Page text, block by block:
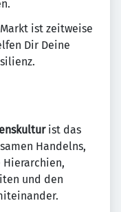
ist zeitweise
Dir Deine
ist das
Handelns,
Hierarchien,
und den